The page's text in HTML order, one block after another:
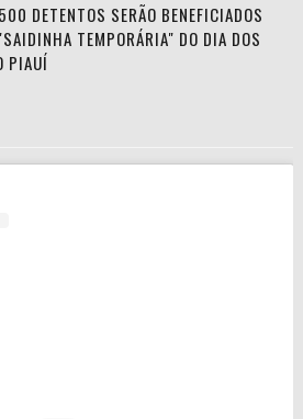
DETENTOS SERÃO BENEFICIADOS
TEMPORÁRIA" DO DIA DOS
PIAUÍ